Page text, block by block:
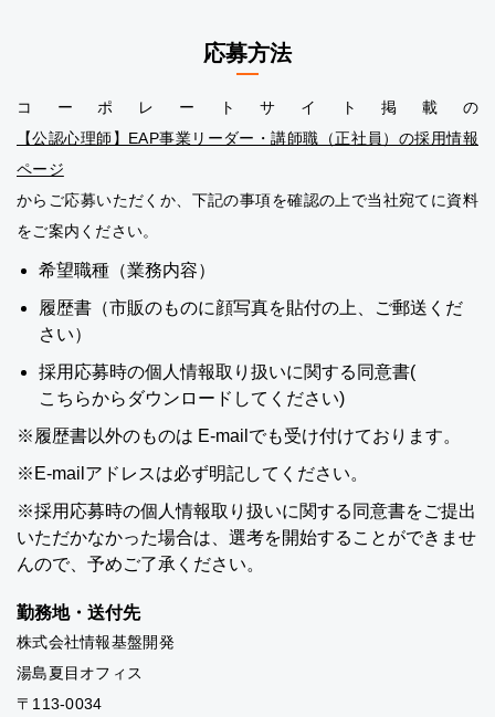
応募方法
コーポレートサイト掲載の
【公認心理師】EAP事業リーダー・講師職（正社員）の採用情報
ページ
からご応募いただくか、下記の事項を確認の上で当社宛てに資料
をご案内ください。
希望職種（業務内容）
履歴書（市販のものに顔写真を貼付の上、ご郵送くだ
さい）
採用応募時の個人情報取り扱いに関する同意書(
こちらからダウンロードしてください)
※履歴書以外のものは E-mailでも受け付けております。
※E-mailアドレスは必ず明記してください。
※採用応募時の個人情報取り扱いに関する同意書をご提出
いただかなかった場合は、選考を開始することができませ
んので、予めご了承ください。
勤務地・送付先
株式会社情報基盤開発
湯島夏目オフィス
〒113-0034